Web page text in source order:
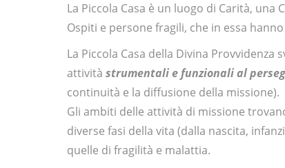
La Piccola Casa è un luogo di Carità,
Ospiti e persone fragili, che in essa
La Piccola Casa della Divina Provvidenza
attività strumentali e funzionali al
continuità e la diffusione della missione).
Gli ambiti delle attività di missione
diverse fasi della vita (dalla nascita,
quelle di fragilità e malattia.